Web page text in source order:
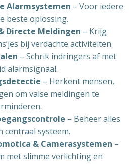
Alarmsystemen – Voor iedere
beste oplossing.
Directe Meldingen – Krijg
bij verdachte activiteiten.
– Schrik indringers af met
alarmsignaal.
– Herkent mensen,
om valse meldingen te
– Beheer alles
centraal systeem.
& Camerasystemen –
met slimme verlichting en